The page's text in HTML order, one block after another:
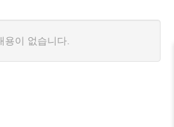
용이 없습니다.